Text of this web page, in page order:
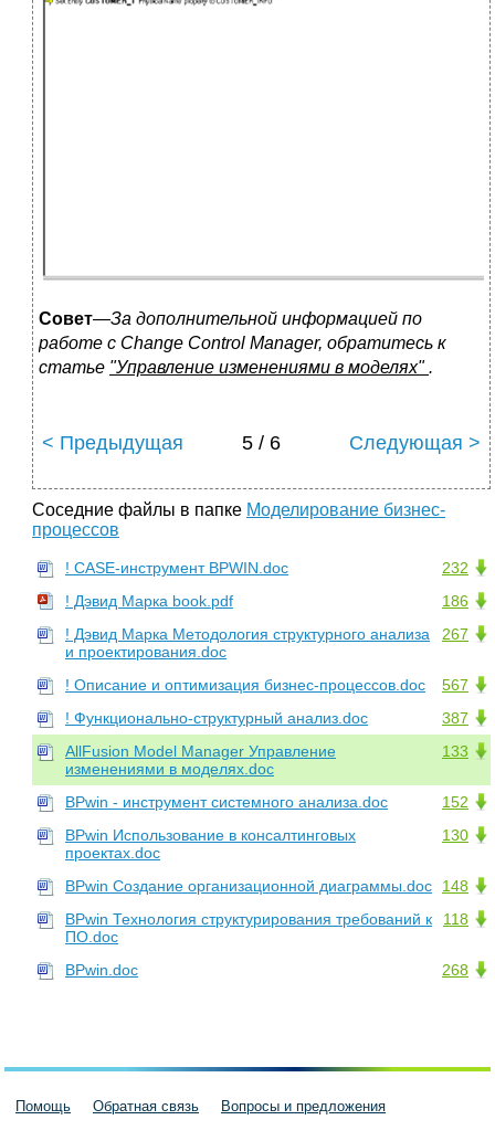
Совет—За дополнительной информацией по
работе с Change Control Manager, обратитесь к
статье "Управление изменениями в моделях".
< Предыдущая 5 / 6 Следующая >
Соседние файлы в папке Моделирование бизнес-
процессов
232
! CASE-инструмент BPWIN.doc
186
! Дэвид Марка book.pdf
267
! Дэвид Марка Методология структурного анализа
и проектирования.doc
567
! Описание и оптимизация бизнес-процессов.doc
387
! Функционально-структурный анализ.doc
133
AllFusion Model Manager Управление
изменениями в моделях.doc
152
BPwin - инструмент системного анализа.doc
130
BPwin Использование в консалтинговых
проектах.doc
148
BPwin Создание организационной диаграммы.doc
118
BPwin Технология структурирования требований к
ПО.doc
268
BPwin.doc
Помощь Обратная связь Вопросы и предложения